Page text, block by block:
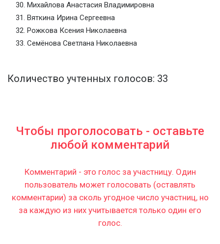
Михайлова Анастасия Владимировна
Вяткина Ирина Сергеевна
Рожкова Ксения Николаевна
Семёнова Светлана Николаевна
Количество учтенных голосов: 33
Чтобы проголосовать - оставьте
любой комментарий
Комментарий - это голос за участницу. Один
пользователь может голосовать (оставлять
комментарии) за сколь угодное число участниц, но
за каждую из них учитывается только один его
голос.